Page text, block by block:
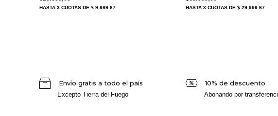
HASTA 3 CUOTASDE $ 9,999.67 HASTA 3 CUOTAS DE $ 29,999.67
Envío gratis a todo el país
Excepto Tierra del Fuego
10% de descuento
Abonando por